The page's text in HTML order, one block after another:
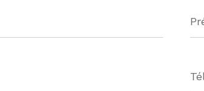
*
*